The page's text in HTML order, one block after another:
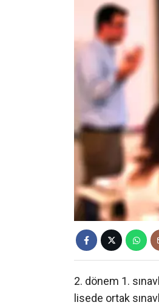
2. dönem 1.
lisede ortak